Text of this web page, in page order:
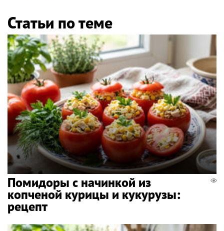
Статьи по теме
Помидоры с начинкой из
копченой курицы и кукурузы:
рецепт